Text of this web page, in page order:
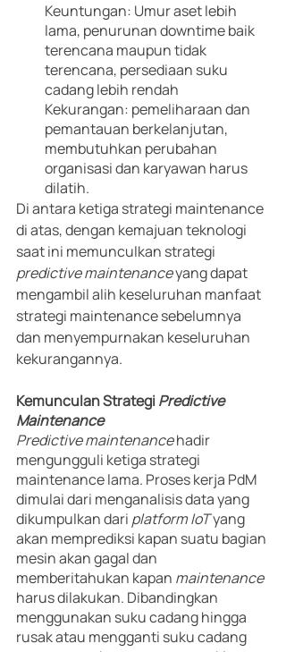
Keuntungan: Umur aset lebih
lama, penurunan downtime baik
terencana maupun tidak
terencana, persediaan suku
cadang lebih rendah
Kekurangan: pemeliharaan dan
pemantauan berkelanjutan,
membutuhkan perubahan
organisasi dan karyawan harus
dilatih.
Di antara ketiga strategi maintenance
di atas, dengan kemajuan teknologi
saat ini memunculkan strategi
predictive maintenance yang dapat
mengambil alih keseluruhan manfaat
strategi maintenance sebelumnya
dan menyempurnakan keseluruhan
kekurangannya.
Kemunculan Strategi Predictive
Maintenance
Predictive maintenance hadir
mengungguli ketiga strategi
maintenance lama. Proses kerja PdM
dimulai dari menganalisis data yang
dikumpulkan dari platform IoT yang
akan memprediksi kapan suatu bagian
mesin akan gagal dan
memberitahukan kapan maintenance
harus dilakukan. Dibandingkan
menggunakan suku cadang hingga
rusak atau mengganti suku cadang